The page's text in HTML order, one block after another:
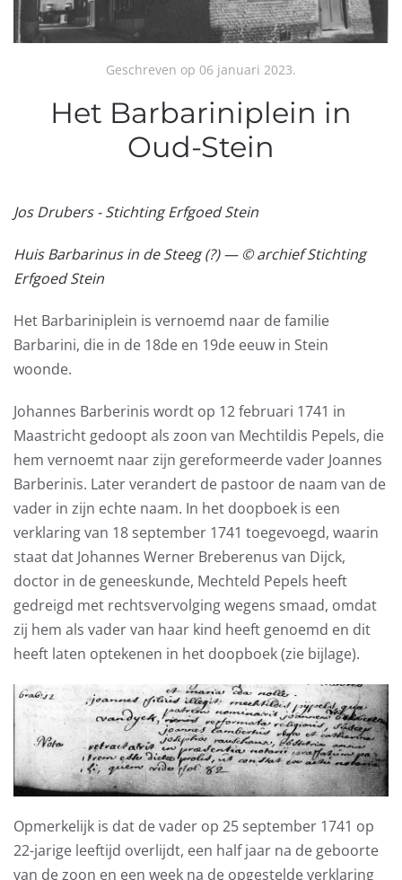
Geschreven op 06 januari 2023.
Het Barbariniplein in
Oud-Stein
Jos Drubers - Stichting Erfgoed Stein
Huis Barbarinus in de Steeg (?) — © archief Stichting
Erfgoed Stein
Het Barbariniplein is vernoemd naar de familie
Barbarini, die in de 18de en 19de eeuw in Stein
woonde.
Johannes Barberinis wordt op 12 februari 1741 in
Maastricht gedoopt als zoon van Mechtildis Pepels, die
hem vernoemt naar zijn gereformeerde vader Joannes
Barberinis. Later verandert de pastoor de naam van de
vader in zijn echte naam. In het doopboek is een
verklaring van 18 september 1741 toegevoegd, waarin
staat dat Johannes Werner Breberenus van Dijck,
doctor in de geneeskunde, Mechteld Pepels heeft
gedreigd met rechtsvervolging wegens smaad, omdat
zij hem als vader van haar kind heeft genoemd en dit
heeft laten optekenen in het doopboek (zie bijlage).
Opmerkelijk is dat de vader op 25 september 1741 op
22-jarige leeftijd overlijdt, een half jaar na de geboorte
van de zoon en een week na de opgestelde verklaring